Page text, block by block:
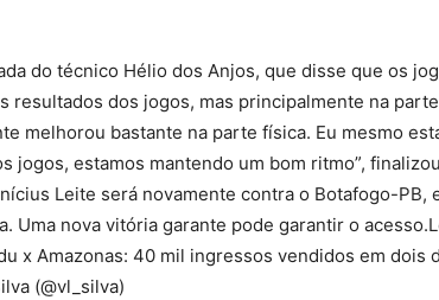
do técnico Hélio dos Anjos, que disse que os
resultados dos jogos, mas principalmente na
melhorou bastante na parte física. Eu mesmo
jogos, estamos mantendo um bom ritmo”,
Leite será novamente contra o Botafogo-PB,
Uma nova vitória garante pode garantir o
x Amazonas: 40 mil ingressos vendidos em dois
(@vl_silva)